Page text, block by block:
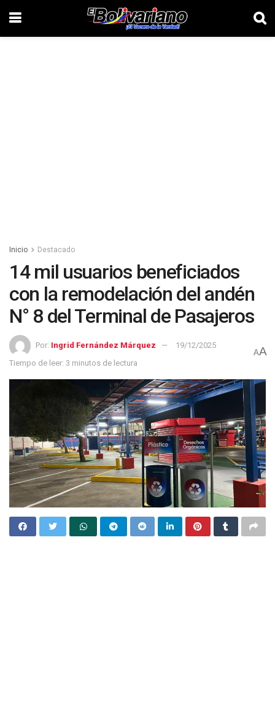
Inicio Destacado
14 mil usuarios beneficiados
con la remodelación del andén
N° 8 del Terminal de Pasajeros
Por: Ingrid Fernández Márquez
19/12/2025
Tiempo de leer: 3 minutos de lectura
AA